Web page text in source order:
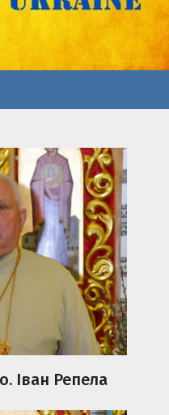
Іван Репела